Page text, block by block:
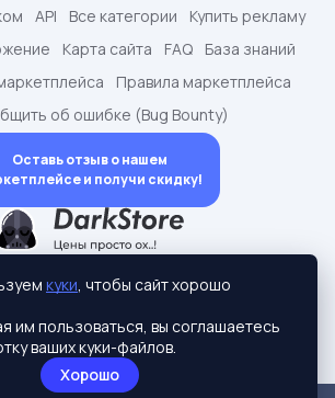
- Маркетплейс аккаунтов
2015-2026 © dark.shopping
адреса:
API Все категории
Купить рекламу
Карта сайта FAQ
База знаний
Правила маркетплейса
об ошибке (Bug Bounty)
Оставь отзыв о нашем
и получи скидку!
куки, чтобы сайт хорошо
им пользоваться, вы соглашаетесь
ваших куки-файлов.
Хорошо